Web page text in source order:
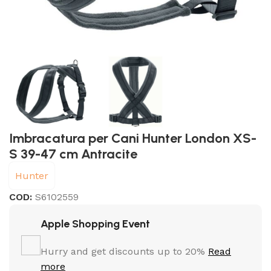
Imbracatura per Cani Hunter London XS-
S 39-47 cm Antracite
Hunter
COD:S6102559
Apple Shopping Event
Hurry and get discounts up to 20% Read
more